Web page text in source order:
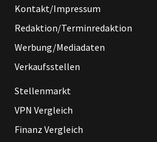
Kontakt/Impressum
Redaktion/Terminredaktion
Werbung/Mediadaten
Verkaufsstellen
Stellenmarkt
VPN Vergleich
Finanz Vergleich